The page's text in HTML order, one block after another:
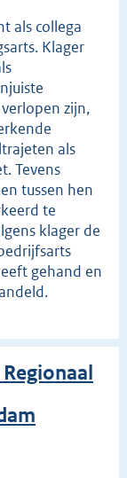
als collega
Klager
zijn,
als
Tevens
tussen hen
te
klager de
gehand en
Regionaal